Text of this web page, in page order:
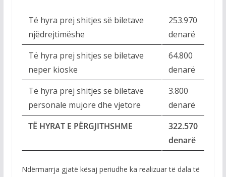
Të hyra prej shitjes së biletave
njëdrejtimëshe
253.970
denarë
Të hyra prej shitjes se biletave
neper kioske
64.800
denarë
Të hyra prej shitjes së biletave
personale mujore dhe vjetore
3.800
denarë
TË HYRAT E PËRGJITHSHME
322.570
denarë
Ndërmarrja gjatë kësaj periudhe ka realizuar të dala të